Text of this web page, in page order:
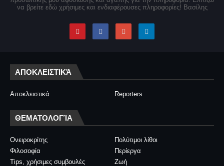
να βρείτε εδώ χρήσιμες και ενδιαφέρουσες πληροφορίες! Βασίλης
ΑΠΟΚΛΕΙΣΤΙΚΆ
Αποκλειστικά Reporters
ΘΕΜΑΤΟΛΟΓΊΑ
Ονειροκρίτης
Πολύτιμοι λίθοι
Φιλοσοφία
Περίεργα
Tips, χρήσιμες συμβουλές
Ζωή